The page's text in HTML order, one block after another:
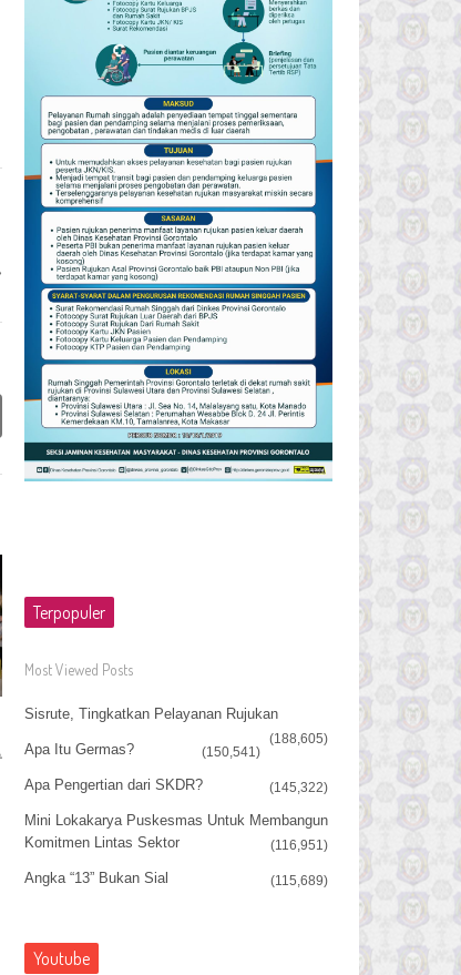
Terpopuler
Most Viewed Posts
Sisrute, Tingkatkan Pelayanan Rujukan
(188,605)
Apa Itu Germas? (150,541)
Apa Pengertian dari SKDR? (145,322)
Mini Lokakarya Puskesmas Untuk Membangun
Komitmen Lintas Sektor
(116,951)
Angka “13” Bukan Sial (115,689)
Youtube